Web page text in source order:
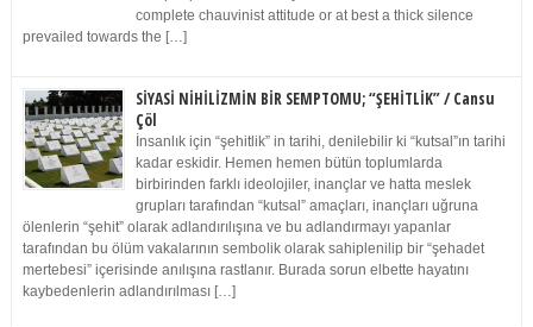
complete chauvinist attitude or at best a thick silence
prevailed towards the […]
SİYASİ NİHİLİZMİN BİR SEMPTOMU; “ŞEHİTLİK” / Cansu
Çöl
İnsanlık için “şehitlik” in tarihi, denilebilir ki “kutsal”ın tarihi
kadar eskidir. Hemen hemen bütün toplumlarda
birbirinden farklı ideolojiler, inançlar ve hatta meslek
grupları tarafından “kutsal” amaçları, inançları uğruna
ölenlerin “şehit” olarak adlandırılışına ve bu adlandırmayı yapanlar
tarafından bu ölüm vakalarının sembolik olarak sahiplenilip bir “şehadet
mertebesi” içerisinde anılışına rastlanır. Burada sorun elbette hayatını
kaybedenlerin adlandırılması […]